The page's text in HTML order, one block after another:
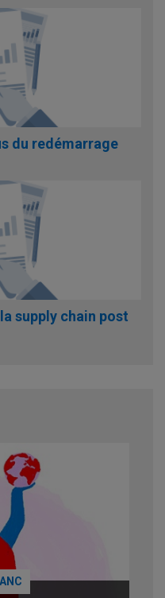
du redémarrage
supply chain post